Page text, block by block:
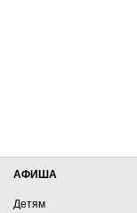
АФИША
Детям